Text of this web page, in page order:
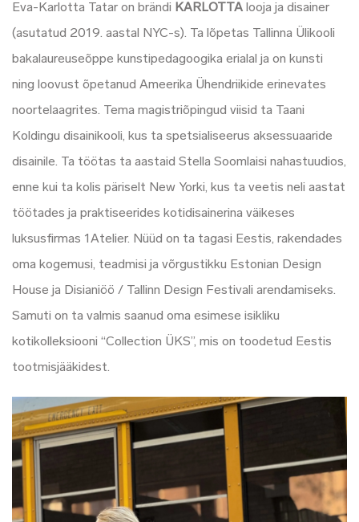
Eva-Karlotta Tatar on brändi KARLOTTA looja ja disainer
(asutatud 2019. aastal NYC-s). Ta lõpetas Tallinna Ülikooli
bakalaureuseõppe kunstipedagoogika erialal ja on kunsti
ning loovust õpetanud Ameerika Ühendriikide erinevates
noortelaagrites. Tema magistriõpingud viisid ta Taani
Koldingu disainikooli, kus ta spetsialiseerus aksessuaaride
disainile. Ta töötas ta aastaid Stella Soomlaisi nahastuudios,
enne kui ta kolis päriselt New Yorki, kus ta veetis neli aastat
töötades ja praktiseerides kotidisainerina väikeses
luksusfirmas 1Atelier. Nüüd on ta tagasi Eestis, rakendades
oma kogemusi, teadmisi ja võrgustikku Estonian Design
House ja Disianiöö / Tallinn Design Festivali arendamiseks.
Samuti on ta valmis saanud oma esimese isikliku
kotikolleksiooni “Collection ÜKS”, mis on toodetud Eestis
tootmisjääkidest.